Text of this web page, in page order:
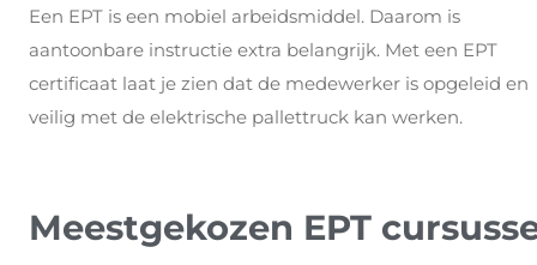
Een EPT is een mobiel arbeidsmiddel. Daarom is
aantoonbare instructie extra belangrijk. Met een EPT
certificaat laat je zien dat de medewerker is opgeleid en
veilig met de elektrische pallettruck kan werken.
Meestgekozen EPT